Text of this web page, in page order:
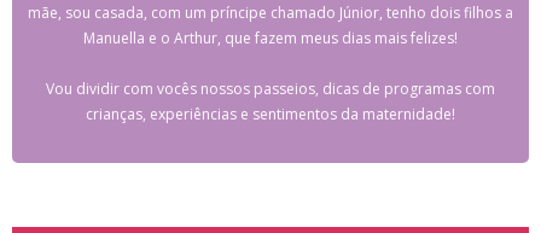
mãe, sou casada, com um príncipe chamado Júnior, tenho dois filhos a
Manuella e o Arthur, que fazem meus dias mais felizes!
Vou dividir com vocês nossos passeios, dicas de programas com
crianças, experiências e sentimentos da maternidade!